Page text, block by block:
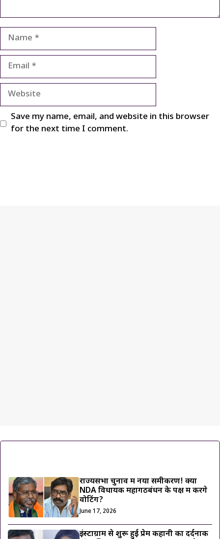
Name
Email
Website
Save my name, email, and website in this browser
for the next time I comment.
राज्यसभा चुनाव में नया समीकरण! क्या
NDA विधायक महागठबंधन के पक्ष में करेंगे
वोटिंग?
June 17, 2026
इंस्टाग्राम से शुरू हुई प्रेम कहानी का दर्दनाक